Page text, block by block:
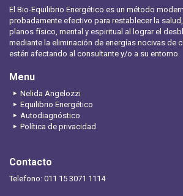
El Bio-Equilibrio Energético es un método
probadamente efectivo para restablecer la
planos físico, mental y espiritual al lograr el
mediante la eliminación de energías nocivas de
estén afectando al consultante y/o a su entorno.
Menu
Nelida Angelozzi
Equilibrio Energético
Autodiagnóstico
Política de privacidad
Contacto
Telefono: 011 15 3071 1114